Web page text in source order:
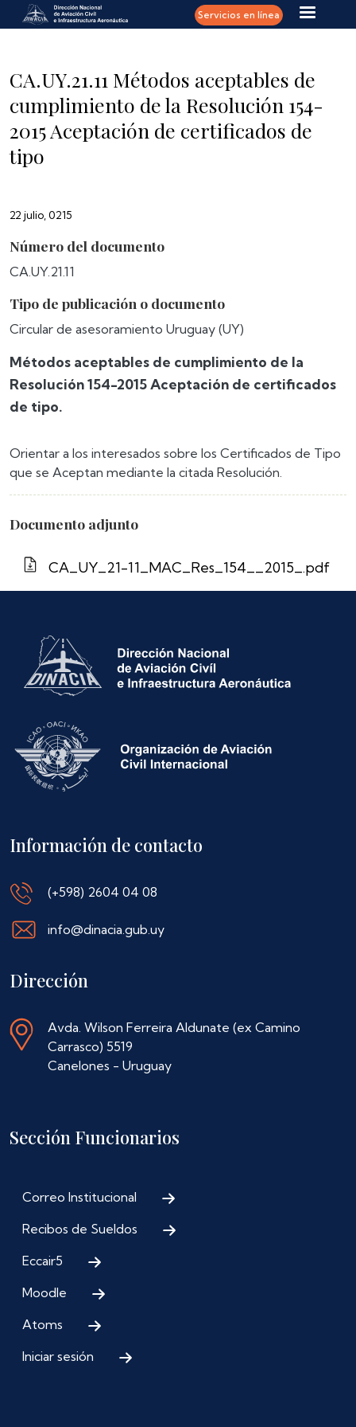
Pasar al contenido principal Servicios en línea
CA.UY.21.11 Métodos aceptables de
cumplimiento de la Resolución 154-
2015 Aceptación de certificados de
tipo
22 julio, 0215
Número del documento
CA.UY.21.11
Tipo de publicación o documento
Circular de asesoramiento Uruguay (UY)
Métodos aceptables de cumplimiento de la
Resolución 154-2015 Aceptación de certificados
de tipo.
Orientar a los interesados sobre los Certificados de Tipo
que se Aceptan mediante la citada Resolución.
Documento adjunto
CA_UY_21-11_MAC_Res_154__2015_.pdf
Información de contacto
(+598) 2604 04 08
info@dinacia.gub.uy
Dirección
Avda. Wilson Ferreira Aldunate (ex Camino
Carrasco) 5519
Canelones - Uruguay
Sección Funcionarios
Correo Institucional
Recibos de Sueldos
Eccair5
Moodle
Atoms
Iniciar sesión